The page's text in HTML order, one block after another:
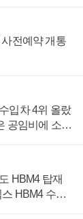
전예약 개통
입차 4위 올랐
공임비에 소비
HBM4 탑재
HBM4 수율